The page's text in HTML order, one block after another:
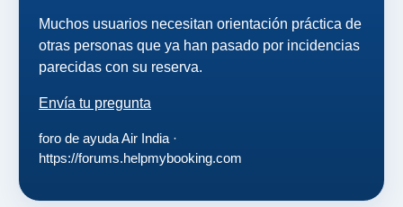
Muchos usuarios necesitan orientación práctica de
otras personas que ya han pasado por incidencias
parecidas con su reserva.
Envía tu pregunta
foro de ayuda Air India ·
https://forums.helpmybooking.com